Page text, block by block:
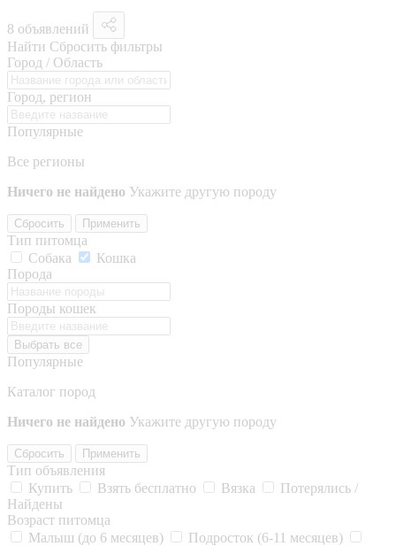
8 объявлений
Найти Сбросить фильтры
Город / Область
Город, регион
Популярные
Все регионы
Ничего не найдено Укажите другую породу
Сбросить Применить
Тип питомца
Собака
Кошка
Порода
Породы кошек
Выбрать все
Популярные
Каталог пород
Ничего не найдено Укажите другую породу
Сбросить Применить
Тип объявления
Купить
Взять бесплатно Вязка
Потерялись /
Найдены
Возраст питомца
Малыш (до 6 месяцев)
Подросток (6-11 месяцев)